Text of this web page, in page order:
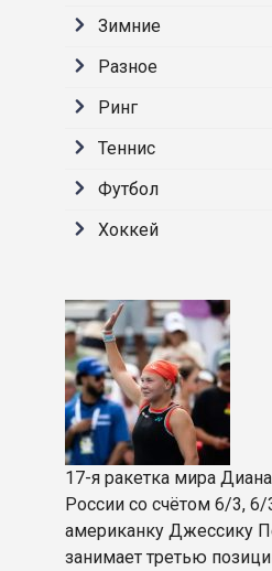
Зимние
Разное
Ринг
Теннис
Футбол
Хоккей
17-я ракетка мира
России со счётом 6/3,
американку Джессику
занимает третью